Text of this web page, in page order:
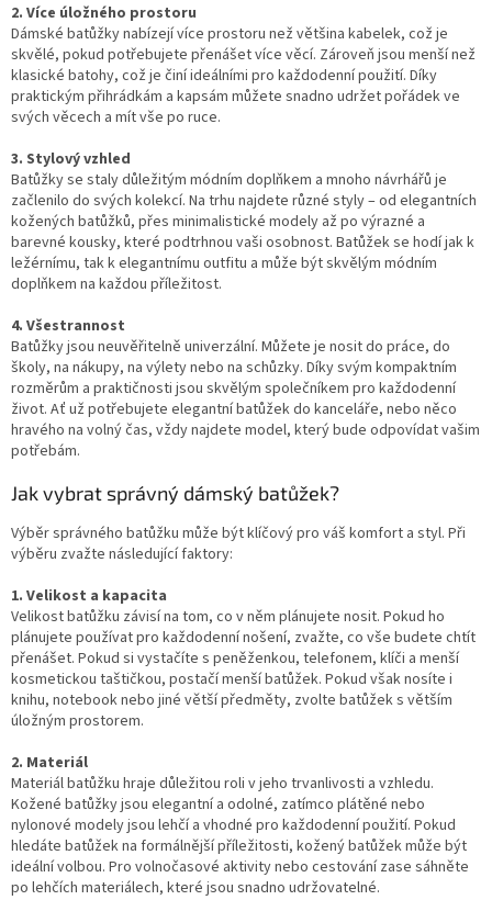
2. Více úložného prostoru
Dámské batůžky nabízejí více prostoru než většina kabelek, což je
skvělé, pokud potřebujete přenášet více věcí. Zároveň jsou menší než
klasické batohy, což je činí ideálními pro každodenní použití. Díky
praktickým přihrádkám a kapsám můžete snadno udržet pořádek ve
svých věcech a mít vše po ruce.
3. Stylový vzhled
Batůžky se staly důležitým módním doplňkem a mnoho návrhářů je
začlenilo do svých kolekcí. Na trhu najdete různé styly – od elegantních
kožených batůžků, přes minimalistické modely až po výrazné a
barevné kousky, které podtrhnou vaši osobnost. Batůžek se hodí jak k
ležérnímu, tak k elegantnímu outfitu a může být skvělým módním
doplňkem na každou příležitost.
4. Všestrannost
Batůžky jsou neuvěřitelně univerzální. Můžete je nosit do práce, do
školy, na nákupy, na výlety nebo na schůzky. Díky svým kompaktním
rozměrům a praktičnosti jsou skvělým společníkem pro každodenní
život. Ať už potřebujete elegantní batůžek do kanceláře, nebo něco
hravého na volný čas, vždy najdete model, který bude odpovídat vašim
potřebám.
Jak vybrat správný dámský batůžek?
Výběr správného batůžku může být klíčový pro váš komfort a styl. Při
výběru zvažte následující faktory:
1. Velikost a kapacita
Velikost batůžku závisí na tom, co v něm plánujete nosit. Pokud ho
plánujete používat pro každodenní nošení, zvažte, co vše budete chtít
přenášet. Pokud si vystačíte s peněženkou, telefonem, klíči a menší
kosmetickou taštičkou, postačí menší batůžek. Pokud však nosíte i
knihu, notebook nebo jiné větší předměty, zvolte batůžek s větším
úložným prostorem.
2. Materiál
Materiál batůžku hraje důležitou roli v jeho trvanlivosti a vzhledu.
Kožené batůžky jsou elegantní a odolné, zatímco plátěné nebo
nylonové modely jsou lehčí a vhodné pro každodenní použití. Pokud
hledáte batůžek na formálnější příležitosti, kožený batůžek může být
ideální volbou. Pro volnočasové aktivity nebo cestování zase sáhněte
po lehčích materiálech, které jsou snadno udržovatelné.